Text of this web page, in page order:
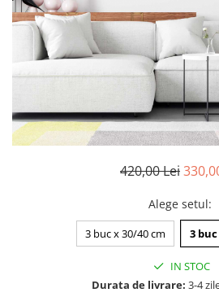
Zodia Fecioara
Zodia Gemeni
Zodia Leu
Zodia Taur
Zodia Scorpion
Tricou personalizat cu imaginea
Tricouri familie
Tablouri PVC
Tablouri PVC copii
420,00 Lei
Alege setul:
3 buc x 30/40 cm 3
IN STOC
Durata de livrare: 3-4